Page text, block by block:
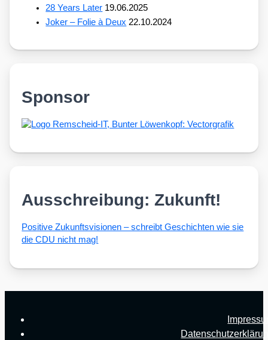
28 Years Later 19.06.2025
Joker – Folie à Deux 22.10.2024
Sponsor
Ausschreibung: Zukunft!
Posi­ti­ve Zukunfts­vi­sio­nen – schreibt Geschich­ten wie sie
die CDU nicht mag!